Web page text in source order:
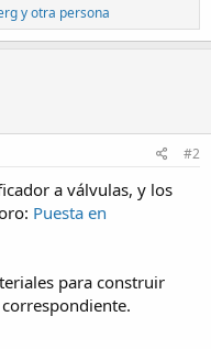
y otra persona
#2
a válvulas, y los
Puesta en
para construir